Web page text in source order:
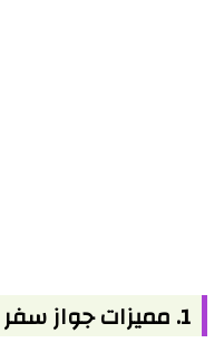
1. مميزات جواز سفر Expo